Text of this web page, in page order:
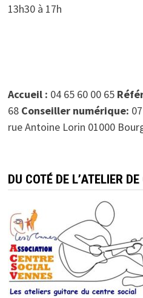
13h30
Accueil : 04 65 60 00 65
68 Conseiller numérique:
rue Antoine Lorin 01000
DU COTÉ DE L’ATELIER